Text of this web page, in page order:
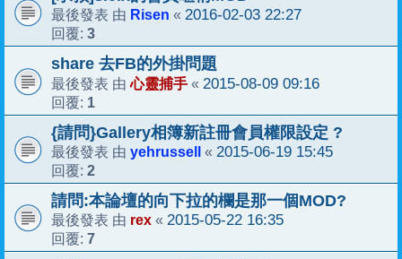
最後發表 由 Risen « 2016-02-03 22:27
回覆: 3
share 去FB的外掛問題
最後發表 由心靈捕手 « 2015-08-09 09:16
回覆: 1
{請問}Gallery相簿新註冊會員權限設定 ?
最後發表 由 yehrussell « 2015-06-19 15:45
回覆: 2
請問:本論壇的向下拉的欄是那一個MOD?
最後發表 由 rex « 2015-05-22 16:35
回覆: 7